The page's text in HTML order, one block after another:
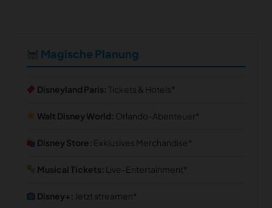
Magische Planung
Disneyland Paris: Tickets & Hotels
Walt Disney World: Orlando-Abenteuer
Disney Store: Exklusives Merchandise
Musical Tickets: Live-Entertainment
Disney+: Jetzt streamen